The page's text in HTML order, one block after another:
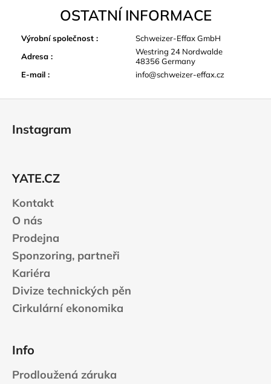
OSTATNÍ INFORMACE
Výrobní společnost :
Schweizer-Effax GmbH
Adresa :
Westring 24 Nordwalde
48356 Germany
E-mail : info@schweizer-effax.cz
Instagram
YATE.CZ
Kontakt
O nás
Prodejna
Sponzoring, partneři
Kariéra
Divize technických pěn
Cirkulární ekonomika
Info
Prodloužená záruka